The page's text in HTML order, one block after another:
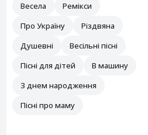
Весела
Ремікси
Про Україну
Різдвяна
Душевні
Весільні пісні
Пісні для дітей
В машину
З днем народження
Пісні про маму